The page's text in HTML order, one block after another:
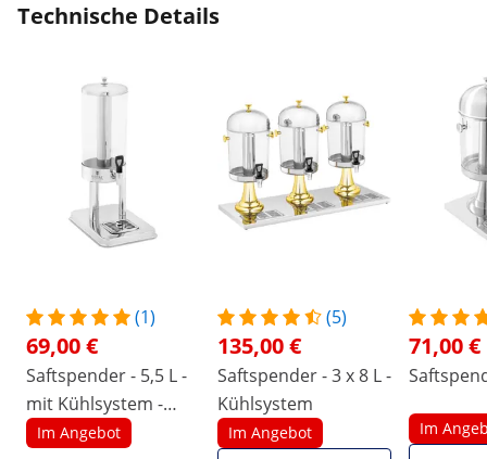
Technische Details
(1)
69,00 €
Saftspender - 5,5 L -
mit Kühlsystem -
Edelstahl /
Im Angebot
(5)
135,00 €
Saftspender - 3 x 8 L -
Kühlsystem
Im Angebot
71,00 €
Im